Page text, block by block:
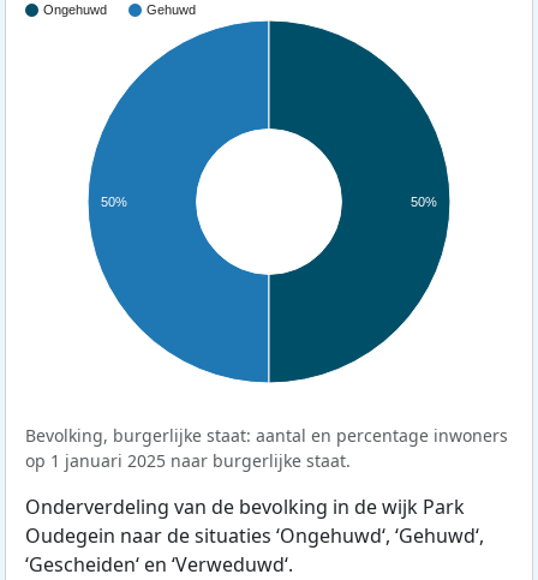
Ongehuwd Gehuwd
50% 50%
Bevolking, burgerlijke staat: aantal en percentage inwoners
op 1 januari 2025 naar burgerlijke staat.
Onderverdeling van de bevolking in de wijk Park
Oudegein naar de situaties ‘Ongehuwd‘, ‘Gehuwd‘,
‘Gescheiden‘ en ‘Verweduwd‘.